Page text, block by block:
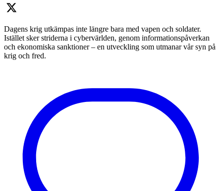
Dagens krig utkämpas inte längre bara med vapen och soldater.
Istället sker striderna i cybervärlden, genom informationspåverkan
och ekonomiska sanktioner – en utveckling som utmanar vår syn på
krig och fred.